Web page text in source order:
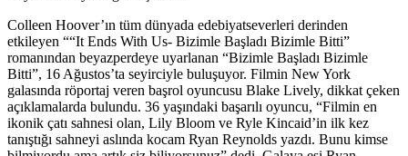
Colleen Hoover’ın tüm dünyada edebiyatseverleri derinden
etkileyen ““It Ends With Us- Bizimle Başladı Bizimle Bitti”
romanından beyazperdeye uyarlanan “Bizimle Başladı Bizimle
Bitti”, 16 Ağustos’ta seyirciyle buluşuyor. Filmin New York
galasında röportaj veren başrol oyuncusu Blake Lively, dikkat çeken
açıklamalarda bulundu. 36 yaşındaki başarılı oyuncu, “Filmin en
ikonik çatı sahnesi olan, Lily Bloom ve Ryle Kincaid’in ilk kez
tanıştığı sahneyi aslında kocam Ryan Reynolds yazdı. Bunu kimse